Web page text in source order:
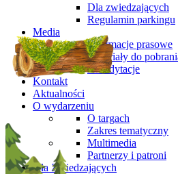
Dla zwiedzających
Regulamin parkingu
Media
Informacje prasowe
Materiały do
Akredytacje
Kontakt
Aktualności
O wydarzeniu
O targach
Zakres tematyczny
Multimedia
Partnerzy i patroni
Dla Zwiedzających